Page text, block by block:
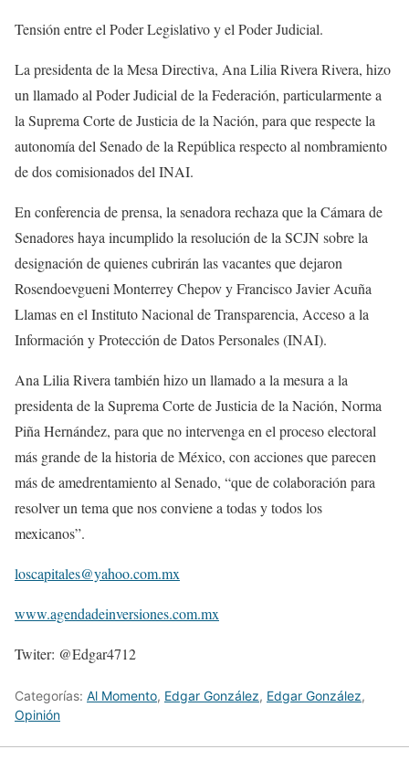
Tensión entre el Poder Legislativo y el Poder Judicial.
La presidenta de la Mesa Directiva, Ana Lilia Rivera Rivera, hizo
un llamado al Poder Judicial de la Federación, particularmente a
la Suprema Corte de Justicia de la Nación, para que respecte la
autonomía del Senado de la República respecto al nombramiento
de dos comisionados del INAI.
En conferencia de prensa, la senadora rechaza que la Cámara de
Senadores haya incumplido la resolución de la SCJN sobre la
designación de quienes cubrirán las vacantes que dejaron
Rosendoevgueni Monterrey Chepov y Francisco Javier Acuña
Llamas en el Instituto Nacional de Transparencia, Acceso a la
Información y Protección de Datos Personales (INAI).
Ana Lilia Rivera también hizo un llamado a la mesura a la
presidenta de la Suprema Corte de Justicia de la Nación, Norma
Piña Hernández, para que no intervenga en el proceso electoral
más grande de la historia de México, con acciones que parecen
más de amedrentamiento al Senado, “que de colaboración para
resolver un tema que nos conviene a todas y todos los
mexicanos”.
loscapitales@yahoo.com.mx
www.agendadeinversiones.com.mx
Twiter: @Edgar4712
Categorías: Al Momento, Edgar González, Edgar González,
Opinión